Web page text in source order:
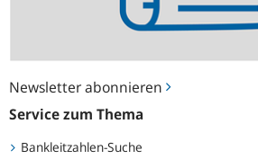
Newsletter abonnieren
Service zum Thema
Bankleitzahlen-Suche